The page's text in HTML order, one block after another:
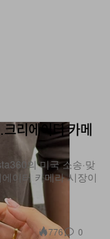
리에이터 카메
의 미국 소송·맞
이터 카메라 시장이
776 0